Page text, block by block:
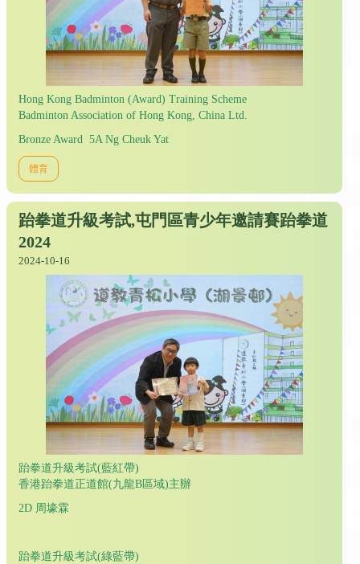
Hong Kong Badminton (Award) Training Scheme
Badminton Association of Hong Kong, China Ltd.
Bronze Award 5A Ng Cheuk Yat
體育
跆拳道升級考試,屯門區青少年邀請賽跆拳道
2024
2024-10-16
跆拳道升級考試(藍紅帶)
香港跆拳道正道館(九龍B區域)主辦
2D 周壕霖
跆拳道升級考試(綠藍帶)